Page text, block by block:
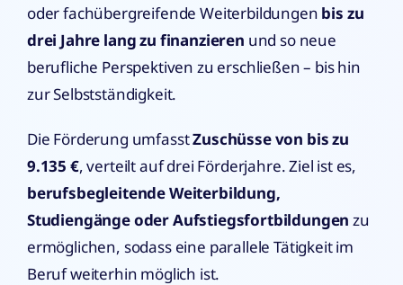
oder fachübergreifende Weiterbildungen bis zu
drei Jahre lang zu finanzieren und so neue
berufliche Perspektiven zu erschließen – bis hin
zur Selbstständigkeit.
Die Förderung umfasstZuschüsse von bis zu
9.135 €, verteilt auf drei Förderjahre. Ziel ist es,
berufsbegleitende Weiterbildung,
Studiengänge oder Aufstiegsfortbildungen zu
ermöglichen, sodass eine parallele Tätigkeit im
Beruf weiterhin möglich ist.